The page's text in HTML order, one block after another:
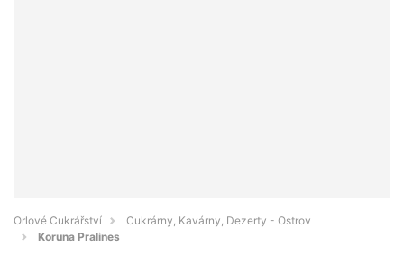
Orlové Cukrářství
Cukrárny, Kavárny, Dezerty - Ostrov
Koruna Pralines